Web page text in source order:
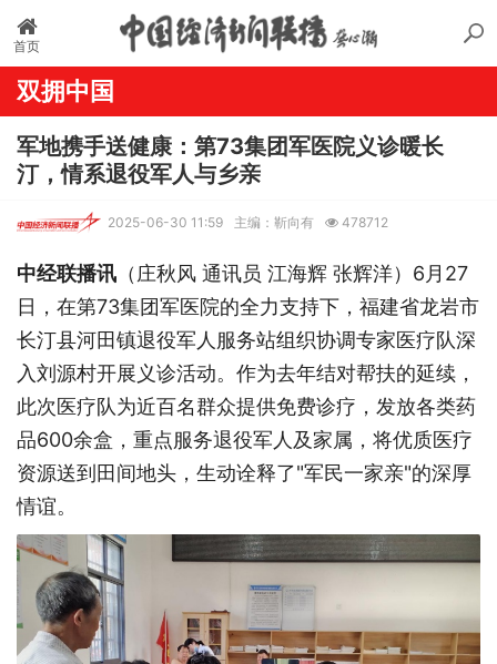
首页
双拥中国
军地携手送健康：第73集团军医院义诊暖长
汀，情系退役军人与乡亲
2025-06-30 11:59 主编：靳向有 478712
中经联播讯 （庄秋风 通讯员 江海辉 张辉洋） 6月27
日，在第73集团军医院的全力支持下，福建省龙岩市
长汀县河田镇退役军人服务站组织协调专家医疗队深
入刘源村开展义诊活动。作为去年结对帮扶的延续，
此次医疗队为近百名群众提供免费诊疗，发放各类药
品600余盒，重点服务退役军人及家属，将优质医疗
资源送到田间地头，生动诠释了"军民一家亲"的深厚
情谊。